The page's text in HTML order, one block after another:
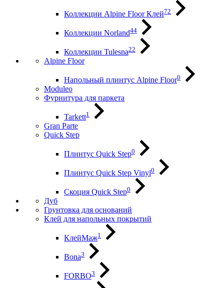
Коллекции Alpine Floor Клей72
Коллекции Norland44
Коллекции Tulesna22
Alpine Floor
Напольный плинтус Alpine Floor0
Moduleo
Фурнитура для паркета
Tarkett1
Gran Parte
Quick Step
Плинтус Quick Step0
Плинтус Quick Step Vinyl0
Скоция Quick Step0
Дуб
Грунтовка для оснований
Клей для напольных покрытий
КлейМаж1
Bona3
FORBO3